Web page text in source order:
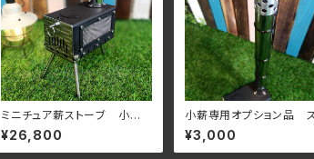
ミニチュア薪ストーブ 小
薪 メッシュタイプ
¥26,800
小薪専用オプション品
ークアレスター
¥3,000